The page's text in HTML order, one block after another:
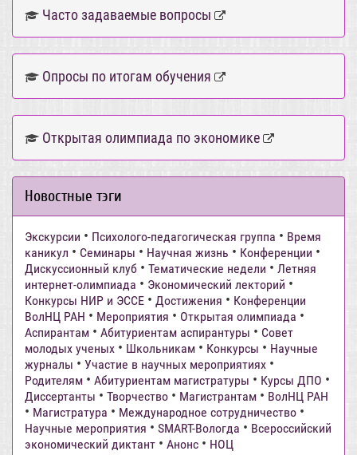
Часто задаваемые вопросы
Опросы по итогам обучения
Открытая олимпиада по экономике
Новостные тэги
Экскурсии • Психолого-педагогическая группа • Время
каникул • Семинары • Научная жизнь • Конференции •
Дискуссионный клуб • Тематические недели • Летняя
интернет-олимпиада • Экономический лекторий •
Конкурсы НИР и ЭССЕ • Достижения • Конференции
ВолНЦ РАН • Мероприятия • Открытая олимпиада •
Аспирантам • Абитуриентам аспирантуры • Совет
молодых ученых • Школьникам • Конкурсы • Научные
журналы • Участие в научных мероприятиях •
Родителям • Абитуриентам магистратуры • Курсы ДПО •
Диссертанты • Творчество • Магистрантам • ВолНЦ РАН
• Магистратура • Международное сотрудничество •
Научные мероприятия • SMART-Вологда • Всероссийский
экономический диктант • Анонс • НОЦ